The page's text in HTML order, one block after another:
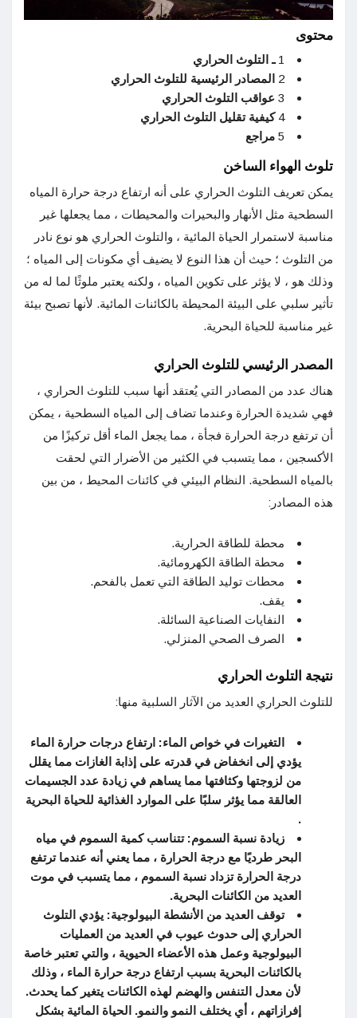
محتوى
1 ـ التلوث الحراري
2 المصادر الرئيسية للتلوث الحراري
3 عواقب التلوث الحراري
4 كيفية تقليل التلوث الحراري
5 مراجع
تلوث الهواء الساخن
يمكن تعريف التلوث الحراري على أنه ارتفاع درجة حرارة المياه
السطحية مثل الأنهار والبحيرات والمحيطات ، مما يجعلها غير
مناسبة لاستمرار الحياة المائية ، والتلوث الحراري هو نوع نادر
من التلوث ؛ حيث أن هذا النوع لا يضيف أي مكونات إلى المياه ؛
وذلك هو ، لا يؤثر على تكوين المياه ، ولكنه يعتبر ملوثًا لما له من
تأثير سلبي على البيئة المحيطة بالكائنات المائية. لأنها تصبح بيئة
غير مناسبة للحياة البحرية.
المصدر الرئيسي للتلوث الحراري
هناك عدد من المصادر التي يُعتقد أنها سبب للتلوث الحراري ،
فهي شديدة الحرارة وعندما تضاف إلى المياه السطحية ، يمكن
أن ترتفع درجة الحرارة فجأة ، مما يجعل الماء أقل تركيزًا من
الأكسجين ، مما يتسبب في الكثير من الأضرار التي لحقت
بالمياه السطحية. النظام البيئي في كائنات المحيط ، من بين
هذه المصادر:
محطة للطاقة الحرارية.
محطة الطاقة الكهرومائية.
محطات توليد الطاقة التي تعمل بالفحم.
يقف.
النفايات الصناعية السائلة.
الصرف الصحي المنزلي.
نتيجة التلوث الحراري
للتلوث الحراري العديد من الآثار السلبية منها:
التغيرات في خواص الماء: ارتفاع درجات حرارة الماء
يؤدي إلى انخفاض في قدرته على إذابة الغازات مما يقلل
من لزوجتها وكثافتها مما يساهم في زيادة عدد الجسيمات
العالقة مما يؤثر سلبًا على الموارد الغذائية للحياة البحرية
.
زيادة نسبة السموم: تتناسب كمية السموم في مياه
البحر طرديًا مع درجة الحرارة ، مما يعني أنه عندما ترتفع
درجة الحرارة تزداد نسبة السموم ، مما يتسبب في موت
العديد من الكائنات البحرية.
توقف العديد من الأنشطة البيولوجية: يؤدي التلوث
الحراري إلى حدوث عيوب في العديد من العمليات
البيولوجية وعمل هذه الأعضاء الحيوية ، والتي تعتبر خاصة
بالكائنات البحرية بسبب ارتفاع درجة حرارة الماء ، وذلك
لأن معدل التنفس والهضم لهذه الكائنات يتغير كما يحدث.
إفرازاتهم ، أي يختلف النمو والنمو. الحياة المائية بشكل